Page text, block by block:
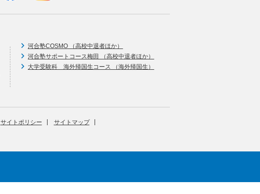
河合塾COSMO （高校中退者ほか）
河合塾サポートコース梅田 （高校中退者ほか）
大学受験科 海外帰国生コース （海外帰国生）
サイトポリシー
サイトマップ